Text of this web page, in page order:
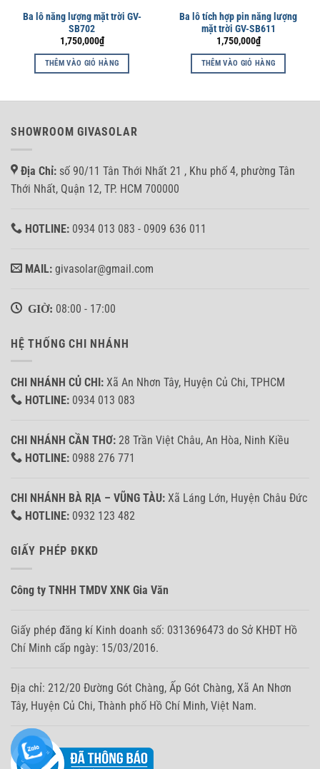
Ba lô năng lượng mặt trời GV-
SB702
1,750,000₫
THÊM VÀO GIỎ HÀNG
Ba lô tích hợp pin năng lượng
mặt trời GV-SB611
1,750,000₫
THÊM VÀO GIỎ HÀNG
SHOWROOM GIVASOLAR
Địa Chỉ: số 90/11 Tân Thới Nhất 21 , Khu phố 4, phường Tân
Thới Nhất, Quận 12, TP. HCM 700000
HOTLINE: 0934 013 083 - 0909 636 011
MAIL: givasolar@gmail.com
GIỜ: 08:00 - 17:00
HỆ THỐNG CHI NHÁNH
CHI NHÁNH CỦ CHI: Xã An Nhơn Tây, Huyện Củ Chi, TPHCM
HOTLINE: 0934 013 083
CHI NHÁNH CẦN THƠ: 28 Trần Việt Châu, An Hòa, Ninh Kiều
HOTLINE: 0988 276 771
CHI NHÁNH BÀ RỊA – VŨNG TÀU: Xã Láng Lớn, Huyện Châu Đức
HOTLINE: 0932 123 482
GIẤY PHÉP ĐKKD
Công ty TNHH TMDV XNK Gia Văn
Giấy phép đăng kí Kinh doanh số: 0313696473 do Sở KHĐT Hồ
Chí Minh cấp ngày: 15/03/2016.
Địa chỉ: 212/20 Đường Gót Chàng, Ấp Gót Chàng, Xã An Nhơn
Tây, Huyện Củ Chi, Thành phố Hồ Chí Minh, Việt Nam.